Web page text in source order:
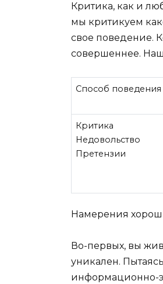
Критика, как и
мы критикуем
свое поведение.
совершеннее.
Способ поведения
Критика
Недовольство
Претензии
Намерения
Во-первых, вы
уникален.
информационно-